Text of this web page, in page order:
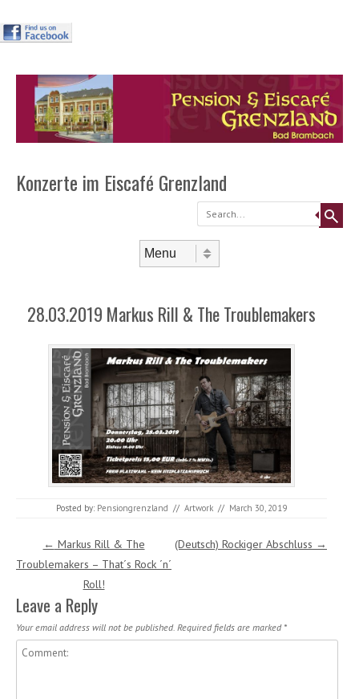
Konzerte im Eiscafé Grenzland
Search
28.03.2019 Markus Rill & The Troublemakers
Posted by: Pensiongrenzland // Artwork // March 30, 2019
Post navigation
← Markus Rill & The
Troublemakers – That´s Rock ´n´
Roll!
(Deutsch) Rockiger Abschluss →
Leave a Reply
Your email address will not be published. Required fields are marked *